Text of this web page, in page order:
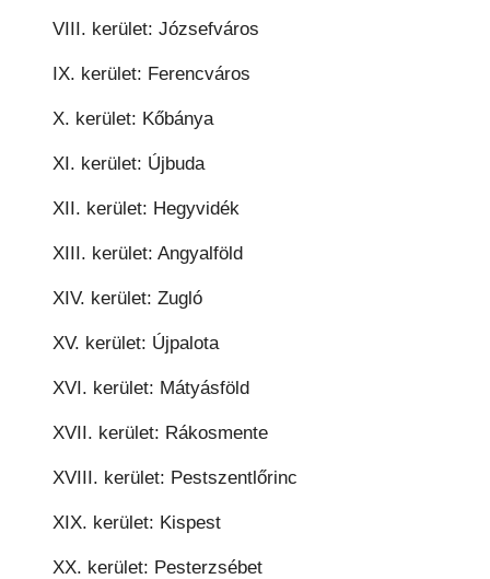
VIII. kerület: Józsefváros
IX. kerület: Ferencváros
X. kerület: Kőbánya
XI. kerület: Újbuda
XII. kerület: Hegyvidék
XIII. kerület: Angyalföld
XIV. kerület: Zugló
XV. kerület: Újpalota
XVI. kerület: Mátyásföld
XVII. kerület: Rákosmente
XVIII. kerület: Pestszentlőrinc
XIX. kerület: Kispest
XX. kerület: Pesterzsébet